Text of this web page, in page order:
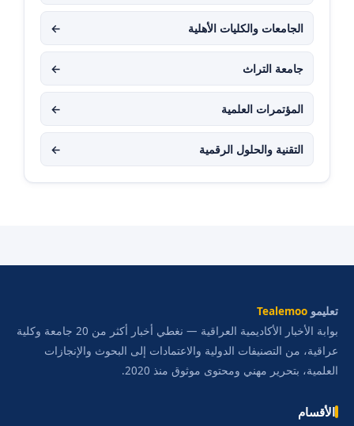
الجامعات والكليات الأهلية ←
جامعة التراث ←
المؤتمرات العلمية ←
التقنية والحلول الرقمية ←
تعليمو Tealemoo
بوابة الأخبار الأكاديمية العراقية — نغطي أخبار أكثر من 20 جامعة وكلية
عراقية، من التصنيفات الدولية والاعتمادات إلى البحوث والإنجازات
العلمية، بتحرير مهني ومحتوى موثوق منذ 2020.
الأقسام